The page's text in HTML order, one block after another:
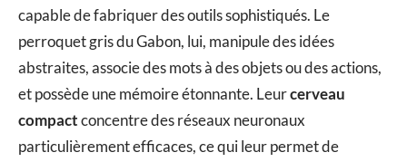
capable de fabriquer des outils sophistiqués. Le
perroquet gris du Gabon, lui, manipule des idées
abstraites, associe des mots à des objets ou des actions,
et possède une mémoire étonnante. Leurcerveau
compactconcentre des réseaux neuronaux
particulièrement efficaces, ce qui leur permet de